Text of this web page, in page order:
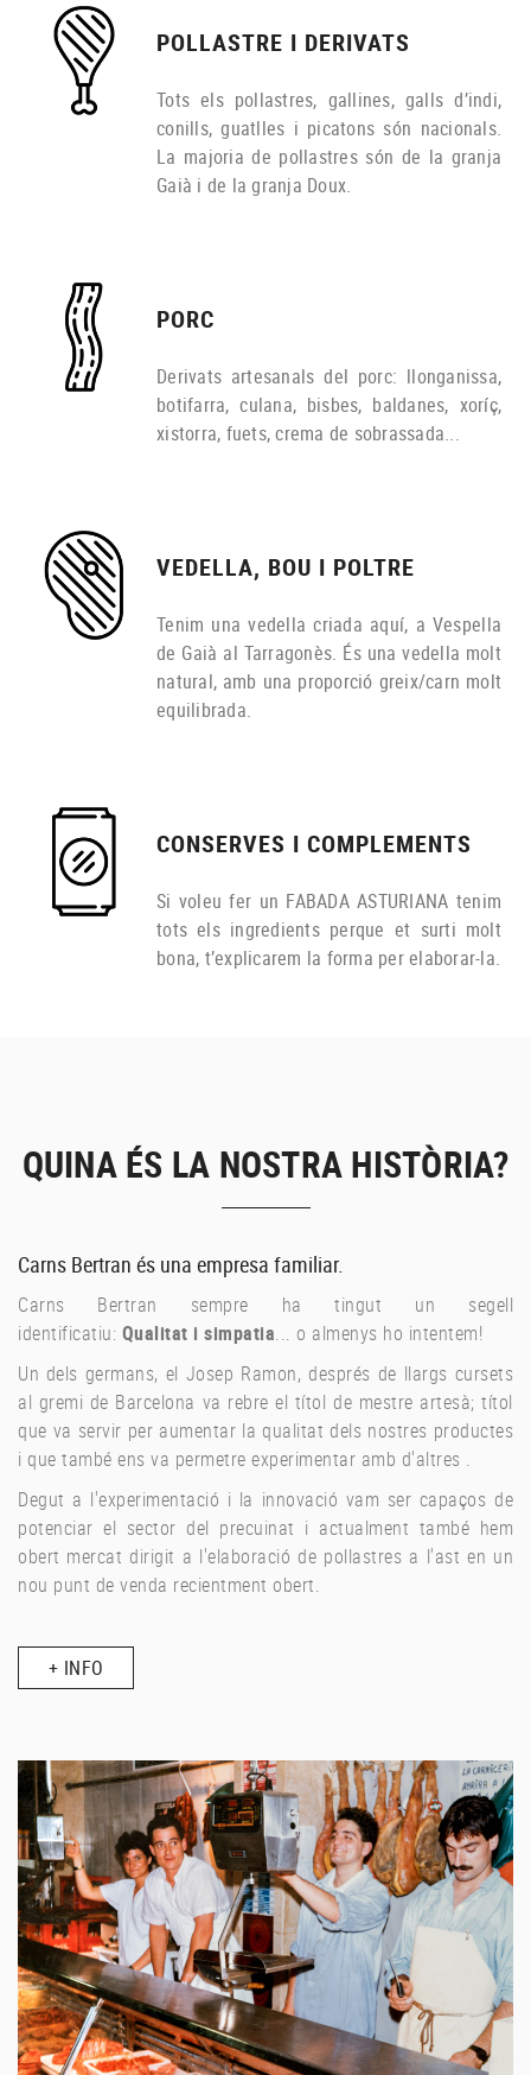
POLLASTRE I DERIVATS
Tots els pollastres, gallines, galls d’indi,
conills, guatlles i picatons són nacionals.
La majoria de pollastres són de la granja
Gaià i de la granja Doux.
PORC
Derivats artesanals del porc: llonganissa,
botifarra, culana, bisbes, baldanes, xoríç,
xistorra, fuets, crema de sobrassada...
VEDELLA, BOU I POLTRE
Tenim una vedella criada aquí, a Vespella
de Gaià al Tarragonès. És una vedella molt
natural, amb una proporció greix/carn molt
equilibrada.
CONSERVES I COMPLEMENTS
Si voleu fer un FABADA ASTURIANA tenim
tots els ingredients perque et surti molt
bona, t’explicarem la forma per elaborar-la.
QUINA ÉS LA NOSTRA HISTÒRIA?
Carns Bertran és una empresa familiar.
Carns Bertran sempre ha tingut un segell
identificatiu: Qualitat i simpatia... o almenys ho intentem!
Un dels germans, el Josep Ramon, després de llargs cursets
al gremi de Barcelona va rebre el títol de mestre artesà; títol
que va servir per aumentar la qualitat dels nostres productes
i que també ens va permetre experimentar amb d'altres .
Degut a l'experimentació i la innovació vam ser capaços de
potenciar el sector del precuinat i actualment també hem
obert mercat dirigit a l'elaboració de pollastres a l'ast en un
nou punt de venda recientment obert.
+ INFO